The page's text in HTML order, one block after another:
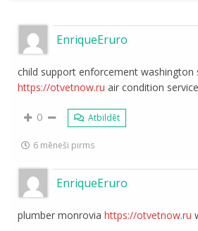
EnriqueEruro
child support enforcement washington
https://otvetnow.ru air condition service
0 Atbildēt
6 mēneši pirms
EnriqueEruro
plumber monroviahttps://otvetnow.ru